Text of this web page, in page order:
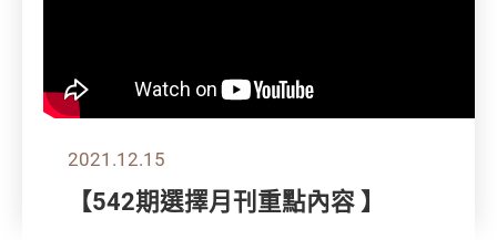
2021.12.15
【542期選擇月刊重點內容 】